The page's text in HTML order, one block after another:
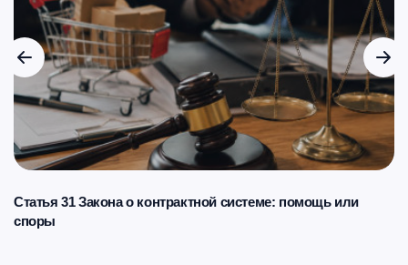
Статья 31 Закона о контрактной системе: помощь или
споры